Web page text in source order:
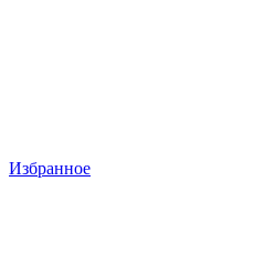
Избранное